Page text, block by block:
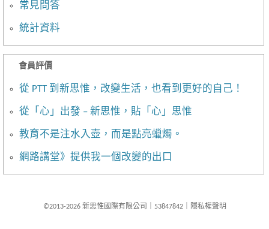
常見問答
統計資料
會員評價
從 PTT 到新思惟，改變生活，也看到更好的自己！
從「心」出發 – 新思惟，貼「心」思惟
教育不是注水入壺，而是點亮蠟燭。
網路講堂》提供我一個改變的出口
©2013-2026 新思惟國際有限公司 53847842｜ 隱私權聲明